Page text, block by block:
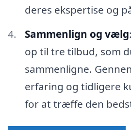
deres ekspertise og
Sammenlign og vælg
op til tre tilbud, som
sammenligne.
erfaring og tidligere
for at træffe den